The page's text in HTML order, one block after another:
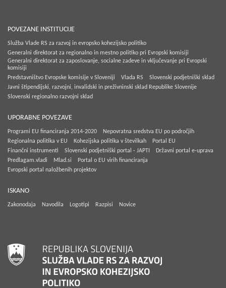
POVEZANE INSTITUCIJE
Služba Vlade RS za razvoj in evropsko kohezijsko politiko
Generalni direktorat za regionalno in mestno politiko pri Evropski komisiji
Generalni direktorat za zaposlovanje, socialne zadeve in vključevanje pri Evropski
komisiji
Predstavništvo Evropske komisije v Sloveniji
Vlada RS
Slovenski podjetniški sklad
Javni štipendijski, razvojni, invalidski in preživninski sklad Republike Slovenije
Slovenski regionalno razvojni sklad
UPORABNE POVEZAVE
Programi EU financiranja 2014-2020
Nepovratna sredstva EU po področjih
Regionalna politika v EU
Kohezijska politika v številkah
Portal EU
Finančni instrumenti
Slovenski podjetniški portal - JAPTI
Državni portal e-uprava
Predlagam.vladi
Mlad.si
Portal o EU virih financiranja
Evropski portal naložbenih projektov
ISKANO
Zakonodaja Navodila Logotipi Razpisi Novice